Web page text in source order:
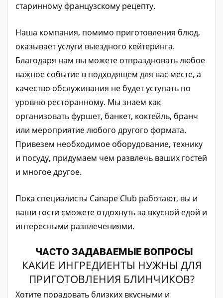
старинному французскому рецепту.
Наша компания, помимо приготовления блюд,
оказывает услуги выездного кейтеринга.
Благодаря нам вы можете отпраздновать любое
важное событие в подходящем для вас месте, а
качество обслуживания не будет уступать по
уровню ресторанному. Мы знаем как
организовать фуршет, банкет, коктейль, бранч
или мероприятие любого другого формата.
Привезем необходимое оборудование, технику
и посуду, придумаем чем развлечь ваших гостей
и многое другое.
Пока специалисты Canape Club работают, вы и
ваши гости сможете отдохнуть за вкусной едой и
интересными развлечениями.
ЧАСТО ЗАДАВАЕМЫЕ ВОПРОСЫ
КАКИЕ ИНГРЕДИЕНТЫ НУЖНЫ ДЛЯ
ПРИГОТОВЛЕНИЯ БЛИНЧИКОВ?
Хотите порадовать близких вкусными и